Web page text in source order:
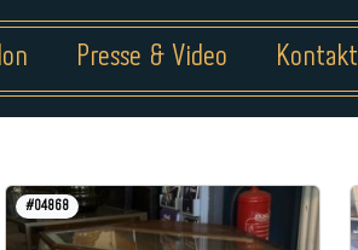
Presse & Video Kontakt
#04868